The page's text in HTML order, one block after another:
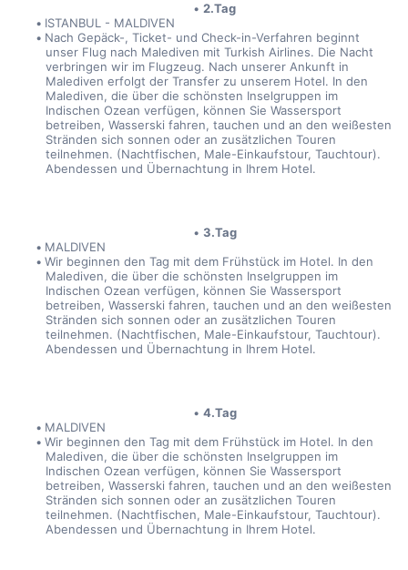
2.Tag
ISTANBUL - MALDIVEN
Nach Gepäck-, Ticket- und Check-in-Verfahren beginnt
unser Flug nach Malediven mit Turkish Airlines. Die Nacht
verbringen wir im Flugzeug. Nach unserer Ankunft in
Malediven erfolgt der Transfer zu unserem Hotel. In den
Malediven, die über die schönsten Inselgruppen im
Indischen Ozean verfügen, können Sie Wassersport
betreiben, Wasserski fahren, tauchen und an den weißesten
Stränden sich sonnen oder an zusätzlichen Touren
teilnehmen. (Nachtfischen, Male-Einkaufstour, Tauchtour).
Abendessen und Übernachtung in Ihrem Hotel.
3.Tag
MALDIVEN
Wir beginnen den Tag mit dem Frühstück im Hotel. In den
Malediven, die über die schönsten Inselgruppen im
Indischen Ozean verfügen, können Sie Wassersport
betreiben, Wasserski fahren, tauchen und an den weißesten
Stränden sich sonnen oder an zusätzlichen Touren
teilnehmen. (Nachtfischen, Male-Einkaufstour, Tauchtour).
Abendessen und Übernachtung in Ihrem Hotel.
4.Tag
MALDIVEN
Wir beginnen den Tag mit dem Frühstück im Hotel. In den
Malediven, die über die schönsten Inselgruppen im
Indischen Ozean verfügen, können Sie Wassersport
betreiben, Wasserski fahren, tauchen und an den weißesten
Stränden sich sonnen oder an zusätzlichen Touren
teilnehmen. (Nachtfischen, Male-Einkaufstour, Tauchtour).
Abendessen und Übernachtung in Ihrem Hotel.